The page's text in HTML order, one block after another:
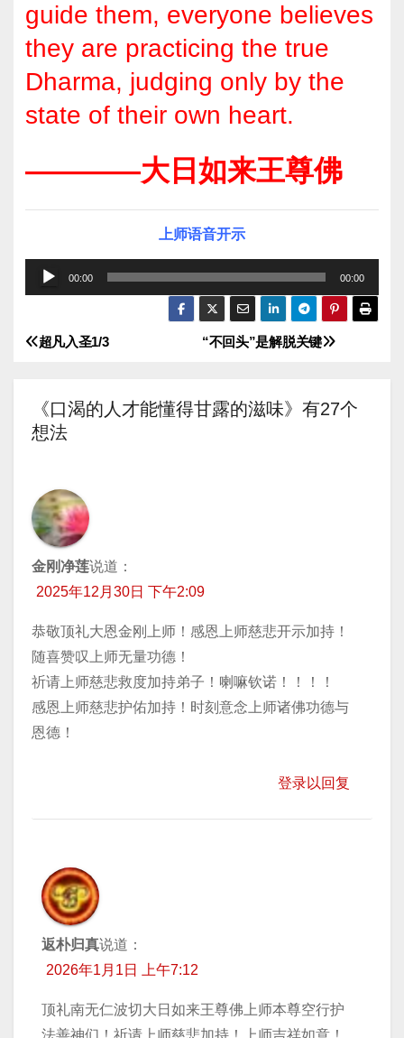
guide them, everyone believes
they are practicing the true
Dharma, judging only by the
state of their own heart.
————大日如来王尊佛
上师语音开示
频
放
00:00 00:00
文
导
“不回头”是解脱关键
超凡入圣1/3
《口渴的人才能懂得甘露的滋味》有27个
想法
金刚净莲说道：
2025年12月30日 下午2:09
恭敬顶礼大恩金刚上师！感恩上师慈悲开示加持！
随喜赞叹上师无量功德！
祈请上师慈悲救度加持弟子！喇嘛钦诺！！！！
感恩上师慈悲护佑加持！时刻意念上师诸佛功德与
恩德！
登录以回复
返朴归真说道：
2026年1月1日 上午7:12
顶礼南无仁波切大日如来王尊佛上师本尊空行护